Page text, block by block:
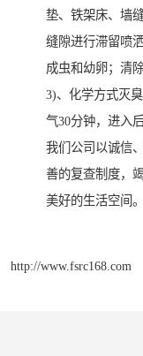
垫、铁架床、墙
缝隙进行滞留喷
成虫和幼卵；清
3)、化学方式灭
气30分钟，进入
我们公司以诚信
善的复查制度，
美好的生活空间。
http://www.fsrc168.com